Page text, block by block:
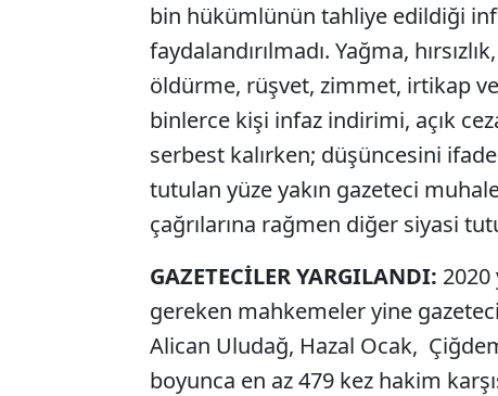
bin hükümlünün tahliye edildiği
faydalandırılmadı. Yağma,
öldürme, rüşvet, zimmet, irtikap
binlerce kişi infaz indirimi, açık
serbest kalırken; düşüncesini
tutulan yüze yakın gazeteci
çağrılarına rağmen diğer siyasi
GAZETECİLER YARGILANDI: 2020
gereken mahkemeler yine
Alican Uludağ, Hazal Ocak,
boyunca en az 479 kez hakim